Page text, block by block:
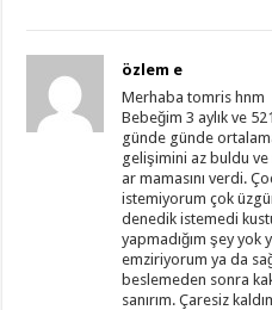
özlem e
Merhaba tomris hnm
Bebeğim 3 aylık ve
günde günde
gelişimini az buldu
ar mamasını verdi.
istemiyorum çok
denedik istemedi
yapmadığım şey yok
emziriyorum ya da
beslemeden sonra
sanırım. Çaresiz